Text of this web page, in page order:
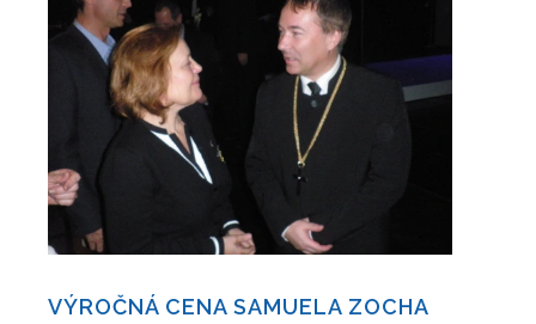
VÝROČNÁ CENA SAMUELA ZOCHA